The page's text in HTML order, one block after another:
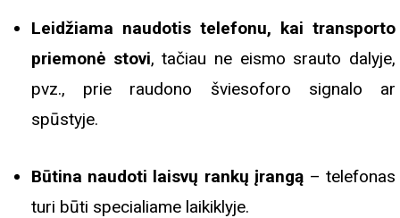
Leidžiama naudotis telefonu, kai transporto
priemonė stovi, tačiau ne eismo srauto dalyje,
pvz., prie raudono šviesoforo signalo ar
spūstyje.
Būtina naudoti laisvų rankų įrangą – telefonas
turi būti specialiame laikiklyje.